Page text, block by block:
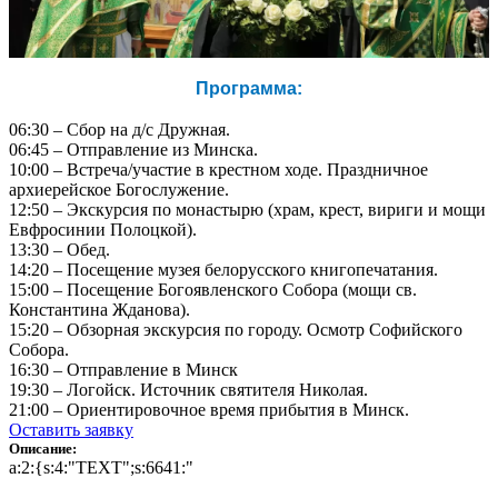
Программа:
06:30 – Сбор на д/с Дружная.
06:45 – Отправление из Минска.
10:00 – Встреча/участие в крестном ходе. Праздничное
архиерейское Богослужение.
12:50 – Экскурсия по монастырю (храм, крест, вириги и мощи
Евфросинии Полоцкой).
13:30 – Обед.
14:20 – Посещение музея белорусского книгопечатания.
15:00 – Посещение Богоявленского Собора (мощи св.
Константина Жданова).
15:20 – Обзорная экскурсия по городу. Осмотр Софийского
Собора.
16:30 – Отправление в Минск
19:30 – Логойск. Источник святителя Николая.
21:00 – Ориентировочное время прибытия в Минск.
Оставить заявку
Описание:
a:2:{s:4:"TEXT";s:6641:"